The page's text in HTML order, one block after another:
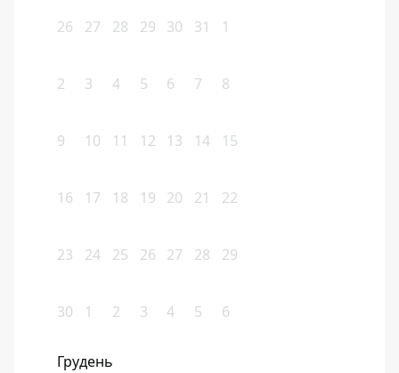
26 27 28 29 30 31 1
2 3 4 5 6 7 8
9 10 11 12 13 14 15
16 17 18 19 20 21 22
23 24 25 26 27 28 29
30 1 2 3 4 5 6
Грудень